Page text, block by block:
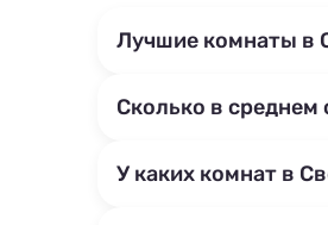
Лучшие комнаты в
Сколько в среднем
У каких комнат в